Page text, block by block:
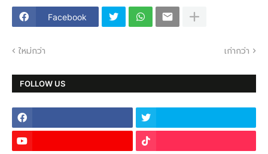
Facebook
ใหม่กว่า เก่ากว่า
FOLLOW US